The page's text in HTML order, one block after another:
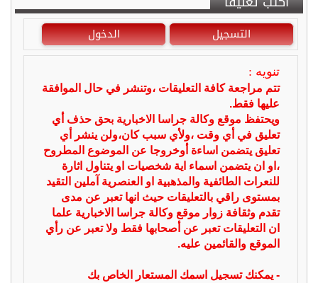
التسجيل الدخول
تنويه :
تتم مراجعة كافة التعليقات ،وتنشر في حال الموافقة
عليها فقط.
ويحتفظ موقع وكالة جراسا الاخبارية بحق حذف أي
تعليق في أي وقت ،ولأي سبب كان،ولن ينشر أي
تعليق يتضمن اساءة أوخروجا عن الموضوع المطروح
،او ان يتضمن اسماء اية شخصيات او يتناول اثارة
للنعرات الطائفية والمذهبية او العنصرية آملين التقيد
بمستوى راقي بالتعليقات حيث انها تعبر عن مدى
تقدم وثقافة زوار موقع وكالة جراسا الاخبارية علما
ان التعليقات تعبر عن أصحابها فقط ولا تعبر عن رأي
الموقع والقائمين عليه.
- يمكنك تسجيل اسمك المستعار الخاص بك